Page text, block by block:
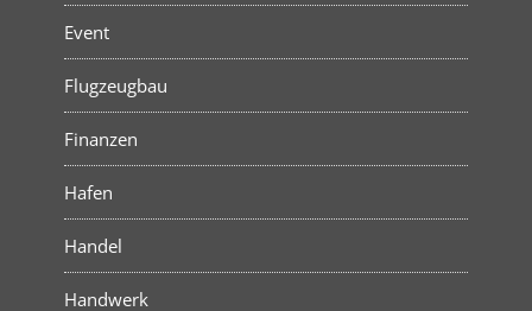
Event
Flugzeugbau
Finanzen
Hafen
Handel
Handwerk